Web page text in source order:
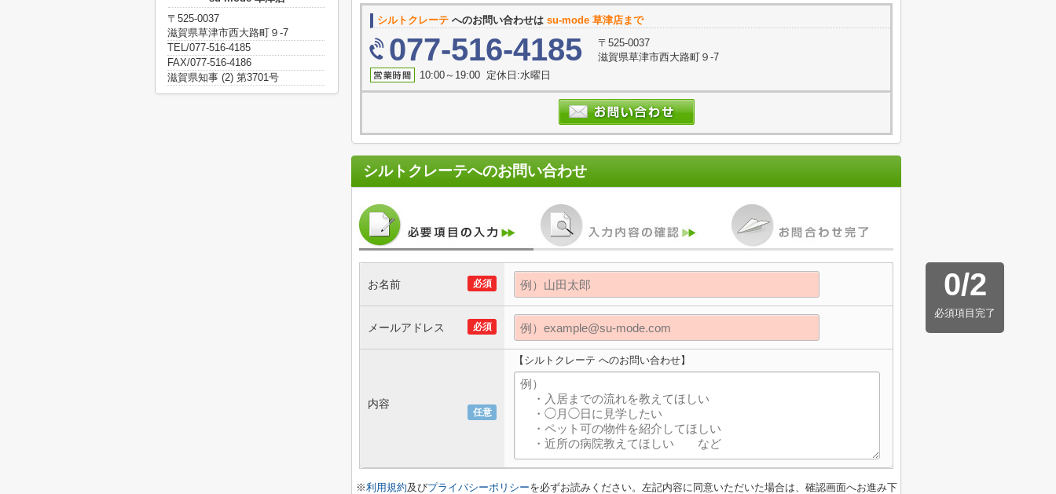
シルトクレーテ へのお問い合わせは su-mode 草津店まで
077-516-4185
〒525-0037
滋賀県草津市西大路町９-7
10:00～19:00 定休日:水曜日
シルトクレーテへのお問い合わせ
0/2
必須項目完了
必須
お名前
必須
メールアドレス
任意
内容
【シルトクレーテ へのお問い合わせ】
※利用規約及びプライバシーポリシーを必ずお読みください。左記内容に同意いただいた場合は、確認画面へお進み下
〒525-0037
滋賀県草津市西大路町９-7
TEL/077-516-4185
FAX/077-516-4186
滋賀県知事 (2) 第3701号